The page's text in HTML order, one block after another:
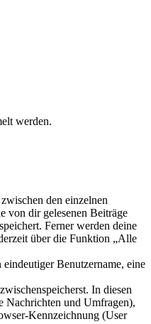
werden.
den einzelnen
von dir gelesenen Beiträge
Ferner werden deine
über die Funktion „Alle
Benutzername, eine
In diesen
Nachrichten und Umfragen),
Kennzeichnung (User